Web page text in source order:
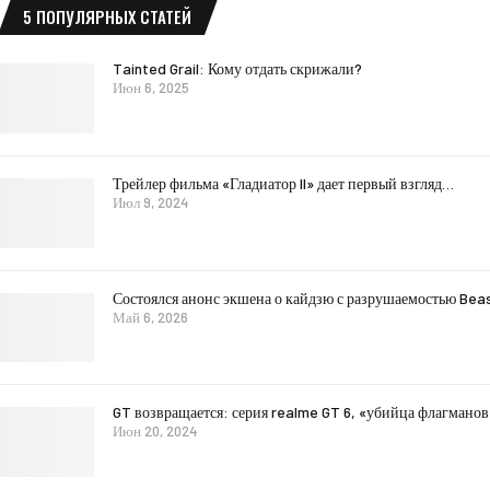
5 ПОПУЛЯРНЫХ СТАТЕЙ
Tainted Grail: Кому отдать скрижали?
Июн 6, 2025
Трейлер фильма «Гладиатор II» дает первый взгляд…
Июл 9, 2024
Состоялся анонс экшена о кайдзю с разрушаемостью
Май 6, 2026
GT возвращается: серия realme GT 6, «убийца
Июн 20, 2024